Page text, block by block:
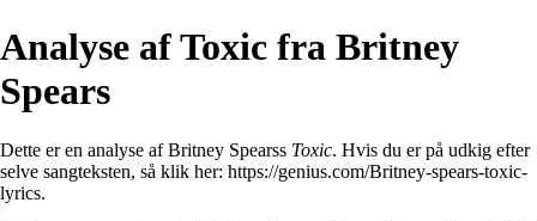
Analyse af Toxic fra Britney
Spears
Dette er en analyse af Britney Spearss Toxic. Hvis du er på udkig efter
selve sangteksten, så klik her: https://genius.com/Britney-spears-toxic-
lyrics.